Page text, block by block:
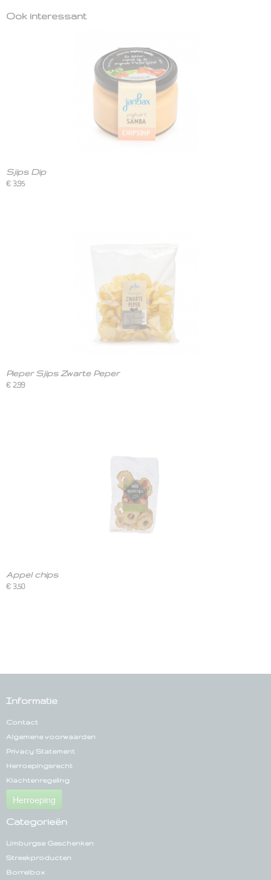
Ook interessant
Sjips Dip
€ 3,95
Pieper Sjips Zwarte Peper
€ 2,99
Appel chips
€ 3,50
Informatie
Contact
Algemene voorwaarden
Privacy Statement
Herroepingsrecht
Klachtenregeling
Herroeping
Categorieën
Limburgse Geschenken
Streekproducten
Borrelbox